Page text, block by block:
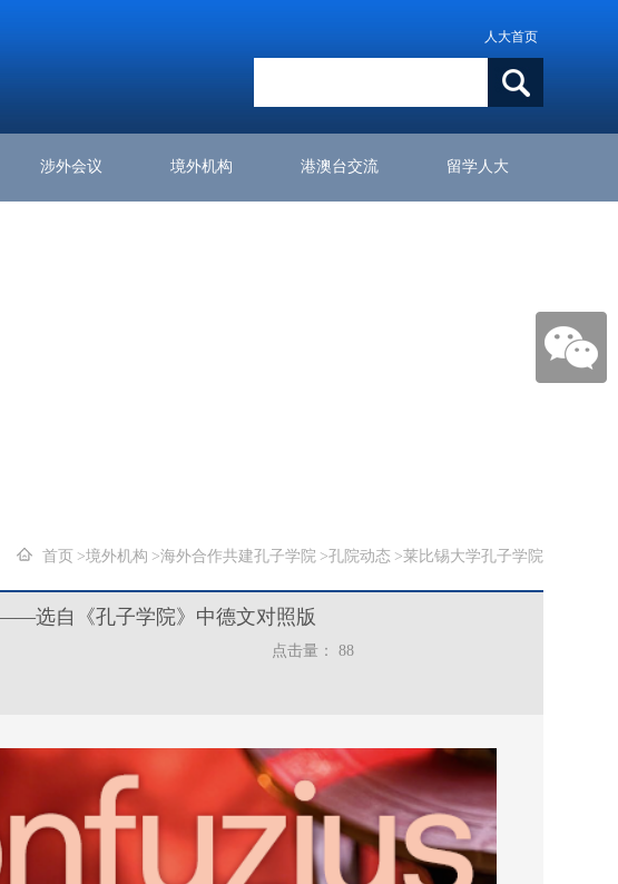
人大首页
涉外会议 境外机构 港澳台交流 留学人大
首页 境外机构 海外合作共建孔子学院 孔院动态 莱比锡大学孔子学院
选自《孔子学院》中德文对照版
点击量： 88